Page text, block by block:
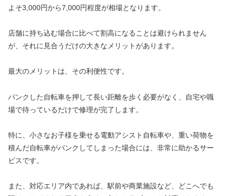
よそ3,000円から7,000円程度が相場となります。
店舗に持ち込む場合に比べて割高になることは避けられません
が、それに見合うだけの大きなメリットがあります。
最大のメリットは、その利便性です。
パンクした自転車を押して長い距離を歩く必要がなく、自宅や職
場で待っているだけで修理が完了します。
特に、小さなお子様を乗せる電動アシスト自転車や、重い荷物を
積んだ自転車がパンクしてしまった場合には、非常に助かるサー
ビスです。
また、対応エリア内であれば、駅前や商業施設など、どこへでも